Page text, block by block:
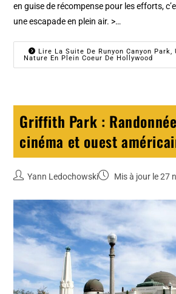
en guise de récompense pour les efforts,
une escapade en plein air. >…
Lire La Suite De Runyon Canyon Park,
Nature En Plein Coeur De Hollywood
Griffith Park :
cinéma et ouest
Yann Ledochowski Mis à jour le 27